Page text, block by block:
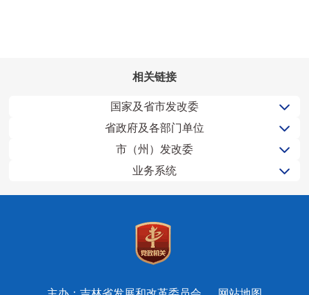
相关链接
国家及省市发改委
省政府及各部门单位
市（州）发改委
业务系统